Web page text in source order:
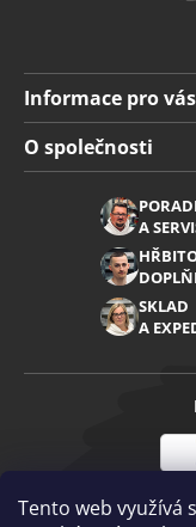
Tento web využívá
Informace pro vás
Doprava a platba
Obchodní podmínky
Reklamace
Zpracování osobních
O společnosti
A
SKLAD
A